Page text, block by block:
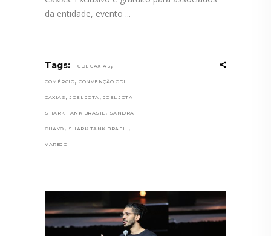
da entidade, evento
Tags: CDL CAXIAS ,
COMÉRCIO, CONVENÇÃO CDL
CAXIAS , JOEL JOTA , JOEL JOTA
SHARK TANK BRASIL , SANDRA
CHAYO , SHARK TANK BRASIL,
VAREJO